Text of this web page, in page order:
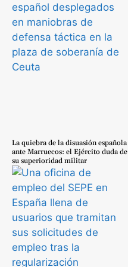
La quiebra de la disuasión española
ante Marruecos: el Ejército duda de
su superioridad militar